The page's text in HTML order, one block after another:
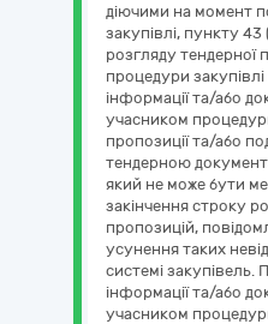
діючими на момент
закупівлі, пункту
розгляду тендерної
процедури
інформації та/або
учасником
пропозиції та/або
тендерною
який не може бути
закінчення строку
пропозицій,
усунення таких
системі закупівель.
інформації та/або
учасником